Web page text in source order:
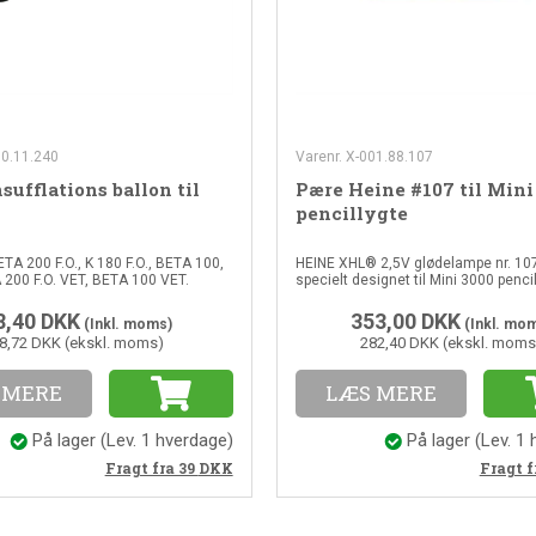
ballon til
200 F.O., K 180 F.O., BETA 100,
F.O. VET, BETA 100 VET.
DKK(Inkl. moms)
DKK (ekskl. moms)
På lager (Lev. 1 hverdage)
Fragt fra 39 DKK
Varenr. X-001.88.107
Pære Heine #107 til Mini
pencillygte
HEINE XHL® 2,5V glødelampe nr.
specielt designet til Mini 3000
353,00 DKK(Inkl.
282,40 DKK (ekskl.
LÆS MERE
På lager (Lev. 1
Fragt